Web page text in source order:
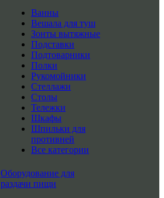
Ванны
Вешала для туш
Зонты вытяжные
Подставки
Подтоварники
Полки
Рукомойники
Стеллажи
Столы
Тележки
Шкафы
Шпильки для
противней
Все категории
Оборудование для
раздачи пищи